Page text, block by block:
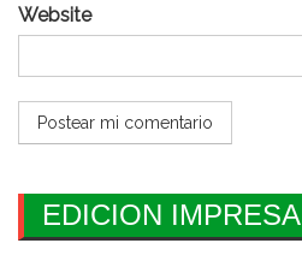
Website
EDICION IMPRESA